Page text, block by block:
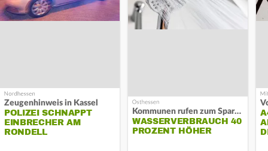
Zeugenhinweis in Kassel
POLIZEI SCHNAPPT
EINBRECHER AM
RONDELL
Kommunen rufen zum Sparen auf
WASSERVERBRAUCH 40
PROZENT HÖHER